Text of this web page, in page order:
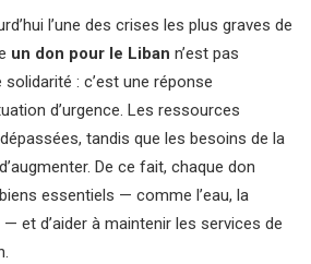
l’une des crises les plus graves de
un don pour le Liban n’est pas
: c’est une réponse
d’urgence. Les ressources
tandis que les besoins de la
De ce fait, chaque don
essentiels — comme l’eau, la
et d’aider à maintenir les services de